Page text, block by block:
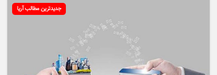
جدیدترین مطالب آریا